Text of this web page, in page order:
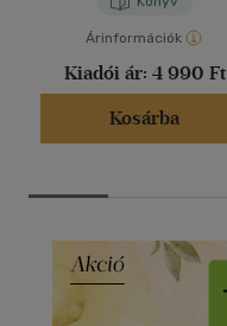
Árinformációk
Kiadói ár: 4 990 Ft
Kosárba